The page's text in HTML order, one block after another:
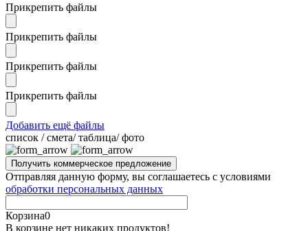
Прикрепить файлы
Прикрепить файлы
Прикрепить файлы
Прикрепить файлы
Добавить ещё файлы
cписок / смета/ таблица/ фото
Отправляя данную форму, вы соглашаетесь с условиями
обработки персональных данных
Корзина0
В корзине нет никаких продуктов!